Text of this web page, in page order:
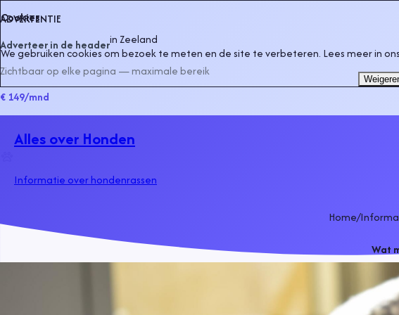
ADVERTENTIE
Adverteer in de headerinZeeland
Zichtbaar op elke pagina — maximale bereik
€ 149/mnd
Alles over Honden
Informatie over hondenrassen
Home/
Wat
Cookies
We gebruiken cookies om bezoek te meten en de site te verbeteren. Lees meer in ons